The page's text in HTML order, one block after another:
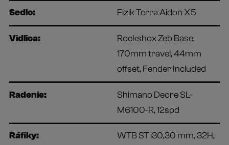
Sedlo: Fizik Terra Aidon X5
Vidlica:
Rockshox Zeb Base,
170mm travel, 44mm
offset, Fender Included
Radenie:
Shimano Deore SL-
M6100-R, 12spd
Ráfiky:
WTB ST i30,30 mm, 32H,